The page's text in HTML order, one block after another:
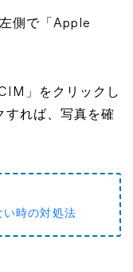
側で「Apple
」をクリックし
すれば、写真を確
時の対処法